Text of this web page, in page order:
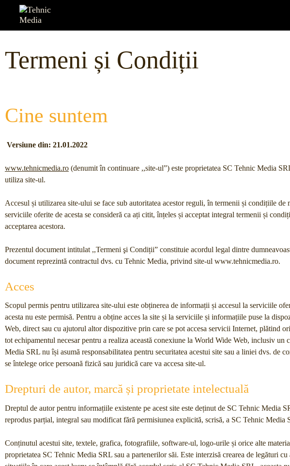
Termeni și Condiții
Cine suntem
Versiune din: 21.01.2022
www.tehnicmedia.ro (denumit în continuare ,,site-ul”) este proprietatea SC Tehnic Media
utiliza site-ul.
Accesul și utilizarea site-ului se face sub autoritatea acestor reguli, în termenii și condițiile
serviciile oferite de acesta se consideră ca ați citit, înțeles și acceptat integral termenii și
acceptarea acestora.
Prezentul document intitulat ,,Termeni şi Condiții” constituie acordul legal dintre
document reprezintă contractul dvs. cu Tehnic Media, privind site-ul www.tehnicmedia.ro.
Acces
Scopul permis pentru utilizarea site-ului este obținerea de informații și accesul la serviciile
acesta nu este permisă. Pentru a obține acces la site și la serviciile și informațiile puse la
Web, direct sau cu ajutorul altor dispozitive prin care se pot accesa servicii Internet, plătind
tot echipamentul necesar pentru a realiza această conexiune la World Wide Web, inclusiv un
Media SRL nu își asumă responsabilitatea pentru securitatea acestui site sau a liniei dvs. de
se întelege orice persoană fizică sau juridică care va accesa site-ul.
Drepturi de autor, marcă și proprietate intelectuală
Dreptul de autor pentru informațiile existente pe acest site este deținut de SC Tehnic Media
reprodus parțial, integral sau modificat fără permisiunea explicită, scrisă, a SC Tehnic Media
Conținutul acestui site, textele, grafica, fotografiile, software-ul, logo-urile și orice alte
proprietatea SC Tehnic Media SRL sau a partenerilor săi. Este interzisă crearea de legături